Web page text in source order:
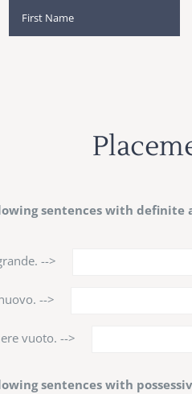
sentences with
-->
-->
vuoto. -->
sentences with